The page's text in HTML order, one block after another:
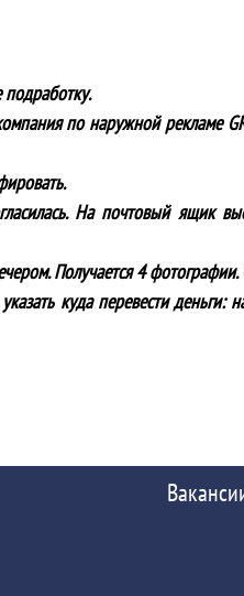
по наружной рекламе
На почтовый ящик
Получается 4
куда перевести деньги: